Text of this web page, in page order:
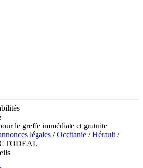
le greffe immédiate et gratuite
légales /Occitanie /Hérault /